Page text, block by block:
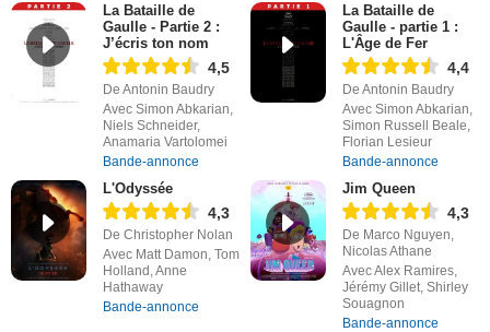
La Bataille de
Gaulle - Partie 2 :
J’écris ton nom
4,5
De Antonin Baudry
Avec Simon Abkarian,
Niels Schneider,
Anamaria Vartolomei
Bande-annonce
La Bataille de
Gaulle - partie 1 :
L'Âge de Fer
4,4
De Antonin Baudry
Avec Simon Abkarian,
Simon Russell Beale,
Florian Lesieur
Bande-annonce
L'Odyssée
4,3
De Christopher Nolan
Avec Matt Damon, Tom
Holland, Anne
Hathaway
Bande-annonce
Jim Queen
4,3
De Marco Nguyen,
Nicolas Athane
Avec Alex Ramires,
Jérémy Gillet, Shirley
Souagnon
Bande-annonce